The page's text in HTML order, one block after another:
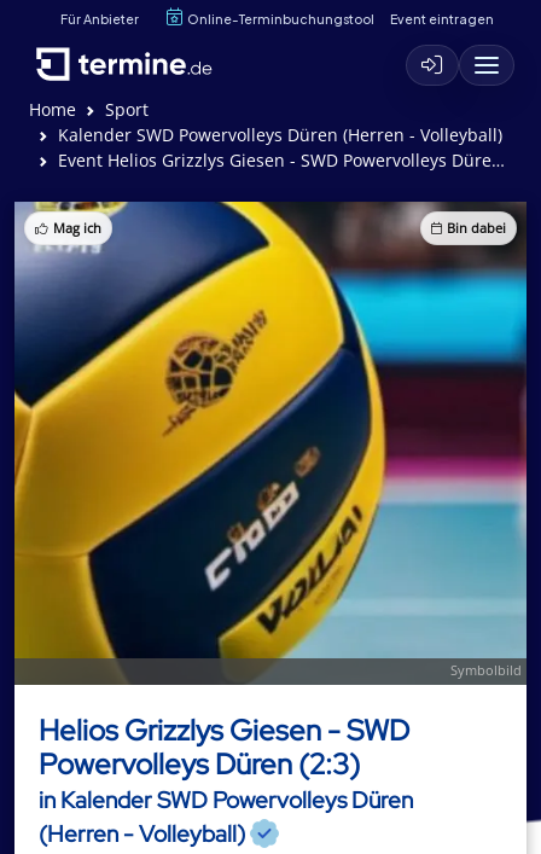
Für Anbieter Online-Terminbuchungstool Event eintragen
Home
Sport
Kalender SWD Powervolleys Düren (Herren - Volleyball)
Event Helios Grizzlys Giesen - SWD Powervolleys Düren (2:3)
Mag ich Bin dabei
Symbolbild
Helios Grizzlys Giesen - SWD
Powervolleys Düren (2:3)
in Kalender SWD Powervolleys Düren
(Herren - Volleyball)